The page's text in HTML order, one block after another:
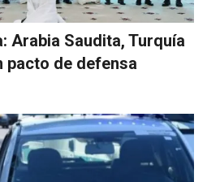
Arabia Saudita, Turquía
pacto de defensa